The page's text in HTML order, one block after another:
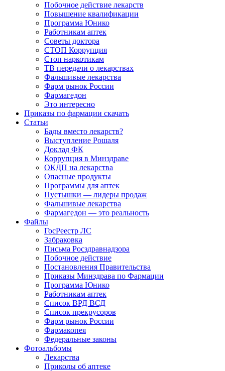
Побочное действие лекарств
Повышение квалификации
Программа Юнико
Работникам аптек
Советы доктора
СТОП Коррупция
Стоп наркотикам
ТВ передачи о лекарствах
Фальшивые лекарства
Фарм рынок России
Фармагедон
Это интересно
Приказы по фармации скачать
Статьи
Бады вместо лекарств?
Выступление Рошаля
Доклад ФК
Коррупция в Минздраве
ОКДП на лекарства
Опасные продукты
Программы для аптек
Пустышки — лидеры продаж
Фальшивые лекарства
Фармагедон — это реальность
Файлы
ГосРеестр ЛС
Забраковка
Письма Росздравнадзора
Побочное действие
Постановления Правительства
Приказы Минздрава по Фармации
Программа Юнико
Работникам аптек
Список ВРД ВСД
Список прекрусоров
Фарм рынок России
Фармакопея
Федеральные законы
Фотоальбомы
Лекарства
Приколы об аптеке